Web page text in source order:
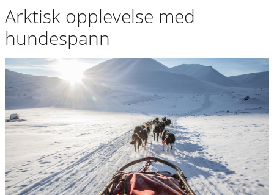
Arktisk opplevelse med
hundespann